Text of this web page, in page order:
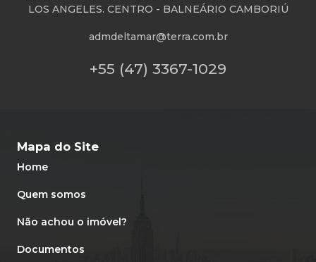
LOS ANGELES. CENTRO - BALNEÁRIO CAMBORIÚ
admdeltamar@terra.com.br
+55 (47) 3367-1029
Mapa do Site
Home
Quem somos
Não achou o imóvel?
Documentos